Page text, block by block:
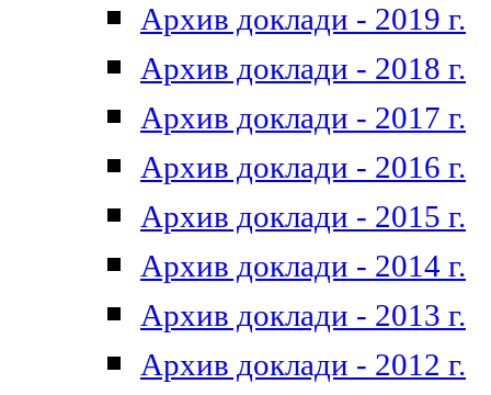
Архив доклади - 2019 г.
Архив доклади - 2018 г.
Архив доклади - 2017 г.
Архив доклади - 2016 г.
Архив доклади - 2015 г.
Архив доклади - 2014 г.
Архив доклади - 2013 г.
Архив доклади - 2012 г.